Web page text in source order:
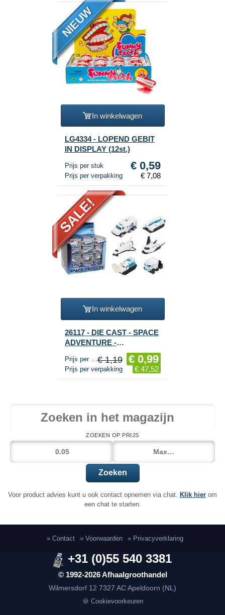
NIEUW
In winkelwagen
LG4334 - LOPEND GEBIT
IN DISPLAY (12st.)
Prijs per stuk € 0,59
Prijs per verpakking € 7,08
SALE!
In winkelwagen
26117 - DIE CAST - SPACE
ADVENTURE -
VOERTUIGEN, schaal 1:64
- IN DISPLAY (48st.)
Prijs per stuk€ 1,19 € 0,99
Prijs per verpakking € 47,52
ZOEKEN OP PRIJS
Zoeken
Voor product advies kunt u ook contact opnemen via chat. Klik hier om
een chat te starten.
» Contact » Voorwaarden » Privacyverklaring
© 1992-2026 Afhaalgroothandel
Wilmersdorf 12 7327 AC Apeldoorn (NL)
+31 (0)55 540 3381
🍪 Cookievoorkeuren